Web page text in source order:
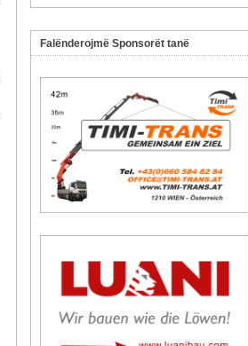
Falënderojmë Sponsorët tanë